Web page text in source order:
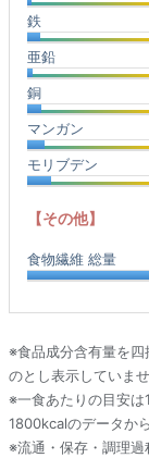
鉄
亜鉛
銅
マンガン
モリブデン
【その他】
食物繊維 総量
※食品成分含有量を
のとし表示していませ
※一食あたりの目安
1800kcalのデータか
※流通・保存・調理